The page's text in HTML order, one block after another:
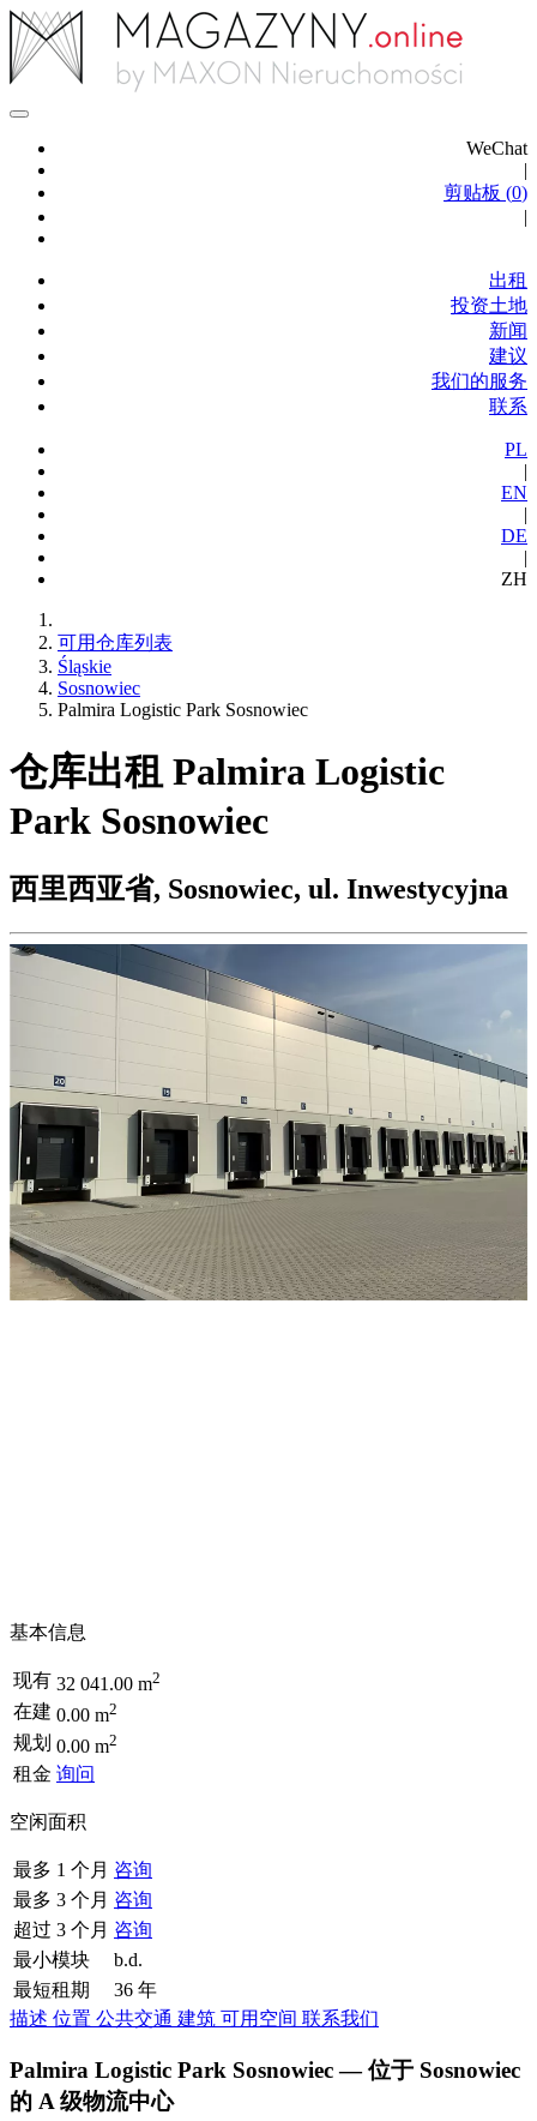
WeChat
|
剪贴板 (0)
|
出租
投资土地
新闻
建议
我们的服务
联系
PL
|
EN
|
DE
|
ZH
可用仓库列表
Śląskie
Sosnowiec
Palmira Logistic Park Sosnowiec
仓库出租 Palmira Logistic
Park Sosnowiec
西里西亚省, Sosnowiec, ul. Inwestycyjna
基本信息
现有 32 041.00 m2
在建 0.00 m2
规划 0.00 m2
租金 询问
空闲面积
最多 1 个月 咨询
最多 3 个月 咨询
超过 3 个月 咨询
最小模块
b.d.
最短租期
36 年
描述 位置 公共交通 建筑 可用空间 联系我们
Palmira Logistic Park Sosnowiec — 位于 Sosnowiec
的 A 级物流中心